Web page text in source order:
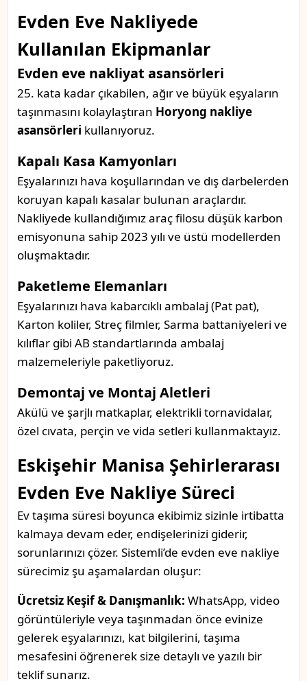
Evden Eve Nakliyede
Kullanılan Ekipmanlar
Evden eve nakliyat asansörleri
25. kata kadar çıkabilen, ağır ve büyük eşyaların
taşınmasını kolaylaştıran Horyong nakliye
asansörleri kullanıyoruz.
Kapalı Kasa Kamyonları
Eşyalarınızı hava koşullarından ve dış darbelerden
koruyan kapalı kasalar bulunan araçlardır.
Nakliyede kullandığımız araç filosu düşük karbon
emisyonuna sahip 2023 yılı ve üstü modellerden
oluşmaktadır.
Paketleme Elemanları
Eşyalarınızı hava kabarcıklı ambalaj (Pat pat),
Karton koliler, Streç filmler, Sarma battaniyeleri ve
kılıflar gibi AB standartlarında ambalaj
malzemeleriyle paketliyoruz.
Demontaj ve Montaj Aletleri
Akülü ve şarjlı matkaplar, elektrikli tornavidalar,
özel cıvata, perçin ve vida setleri kullanmaktayız.
Eskişehir Manisa Şehirlerarası
Evden Eve Nakliye Süreci
Ev taşıma süresi boyunca ekibimiz sizinle irtibatta
kalmaya devam eder, endişelerinizi giderir,
sorunlarınızı çözer. Sistemli’de evden eve nakliye
sürecimiz şu aşamalardan oluşur:
Ücretsiz Keşif & Danışmanlık: WhatsApp, video
görüntüleriyle veya taşınmadan önce evinize
gelerek eşyalarınızı, kat bilgilerini, taşıma
mesafesini öğrenerek size detaylı ve yazılı bir
teklif sunarız.